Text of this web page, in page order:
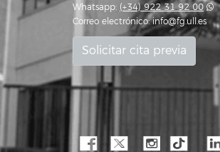
Whatsapp: (+34) 922 31 92 00
Correo electrónico:info@fg.ull.es
Solicitar cita previa